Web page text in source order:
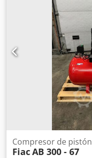
Compresor de pistón
FiacAB 300 - 67